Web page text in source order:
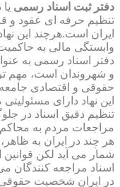
دفتر ثبت اسناد رسمی
تنظیم حرفه ای عقود و
ایران است.هرچند این
وابستگی مالی به
دفتر اسناد رسمی به
و شهروندان است، مهم
حقوقی و اقتصادی
این نهاد دارای
تنظیم دقیق اسناد در
مراجعات مردم به
هر چند در ایران به
شمار می آید لکن
اسناد مراجعه کنندگان
در ایران شخصیت